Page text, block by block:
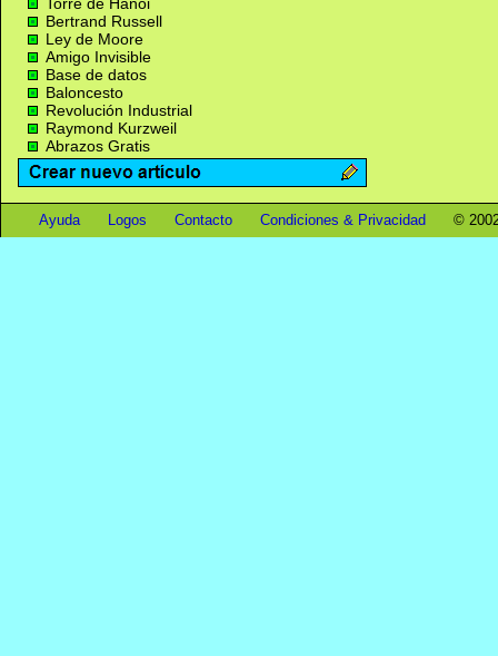
Bertrand Russell
Ley de Moore
Amigo Invisible
Base de datos
Baloncesto
Revolución Industrial
Raymond Kurzweil
Abrazos Gratis
Ayuda Logos Contacto Condiciones & Privacidad ©